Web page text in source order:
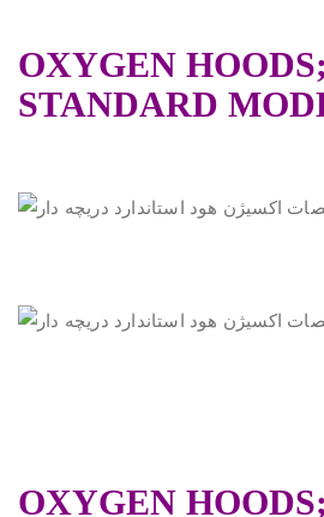
OXYGEN HOODS;
STANDARD
OXYGEN HOODS;